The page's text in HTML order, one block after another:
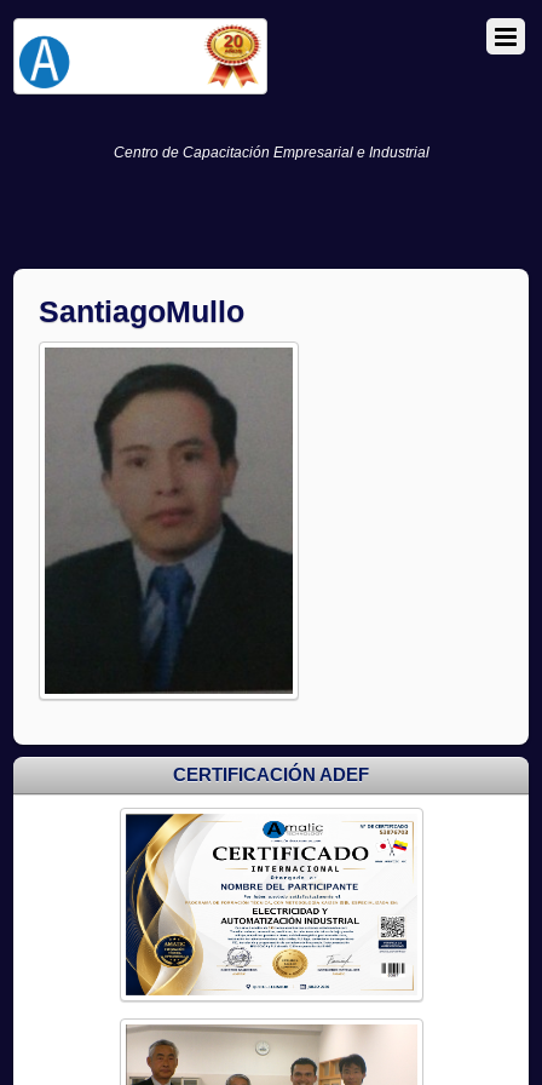
Centro de Capacitación Empresarial e Industrial
SantiagoMullo
CERTIFICACIÓN ADEF